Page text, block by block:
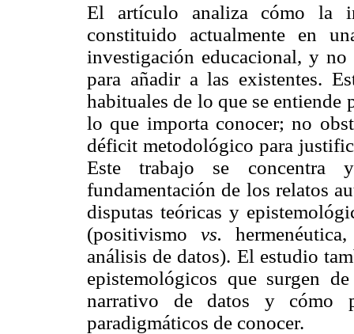
El artículo analiza cómo la
constituido actualmente en
investigación educacional, y
para añadir a las existentes.
habituales de lo que se entiende
lo que importa conocer; no
déficit metodológico para
Este trabajo se concentra
fundamentación de los relatos
disputas teóricas y
(positivismo vs.
análisis de datos). El estudio
epistemológicos que surgen
narrativo de datos y cómo
paradigmáticos de conocer.